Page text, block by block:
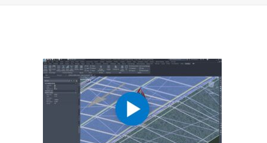
Autosign| Projektovanje saobraćajne
Traffic Collection| Autopath,
Ferrovia| Projektovanje i održavanje